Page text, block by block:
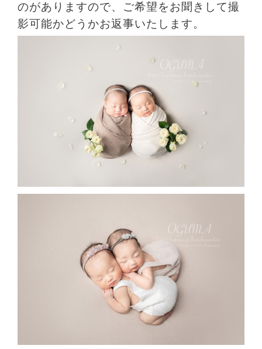
のがありますので、 ご希望をお聞きして撮
影可能かどうかお返事いたします。